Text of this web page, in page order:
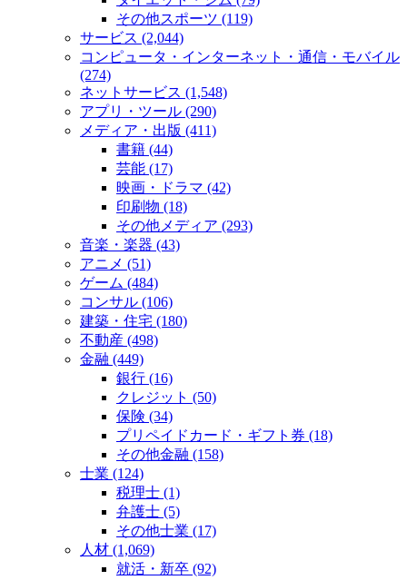
その他スポーツ (119)
サービス (2,044)
コンピュータ・インターネット・通信・モバイル
(274)
ネットサービス (1,548)
アプリ・ツール (290)
メディア・出版 (411)
書籍 (44)
芸能 (17)
映画・ドラマ (42)
印刷物 (18)
その他メディア (293)
音楽・楽器 (43)
アニメ (51)
ゲーム (484)
コンサル (106)
建築・住宅 (180)
不動産 (498)
金融 (449)
銀行 (16)
クレジット (50)
保険 (34)
プリペイドカード・ギフト券 (18)
その他金融 (158)
士業 (124)
税理士 (1)
弁護士 (5)
その他士業 (17)
人材 (1,069)
就活・新卒 (92)